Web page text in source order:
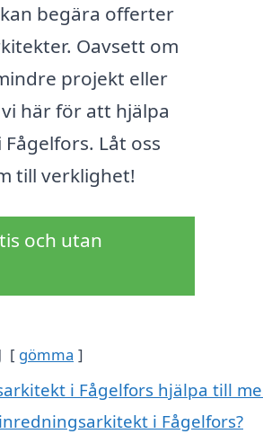
begära offerter
Oavsett om
projekt eller
här för att hjälpa
Låt oss
till verklighet!
och utan
gömma
i Fågelfors hjälpa till
i Fågelfors?